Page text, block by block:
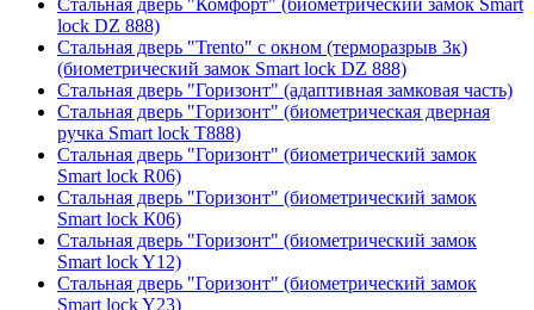
Стальная дверь "Комфорт" (биометрический замок Smart
lock DZ 888)
Стальная дверь "Trento" с окном (терморазрыв 3к)
(биометрический замок Smart lock DZ 888)
Стальная дверь "Горизонт" (адаптивная замковая часть)
Стальная дверь "Горизонт" (биометрическая дверная
ручка Smart lock T888)
Стальная дверь "Горизонт" (биометрический замок
Smart lock R06)
Стальная дверь "Горизонт" (биометрический замок
Smart lock К06)
Стальная дверь "Горизонт" (биометрический замок
Smart lock Y12)
Стальная дверь "Горизонт" (биометрический замок
Smart lock Y23)